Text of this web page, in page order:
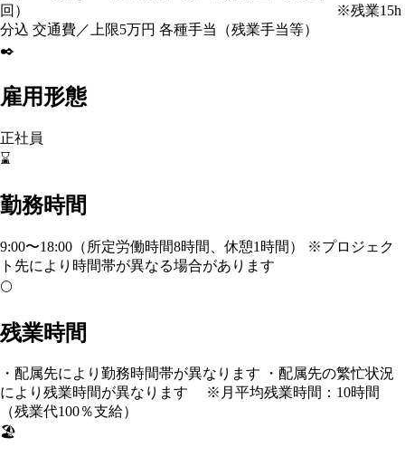
回） ※残業15h
分込 交通費／上限5万円 各種手当（残業手当等）
✒️
雇用形態
正社員
⌛
勤務時間
9:00〜18:00（所定労働時間8時間、休憩1時間） ※プロジェク
ト先により時間帯が異なる場合があります
🌕
残業時間
・配属先により勤務時間帯が異なります ・配属先の繁忙状況
により残業時間が異なります ※月平均残業時間：10時間
（残業代100％支給）
🏖️